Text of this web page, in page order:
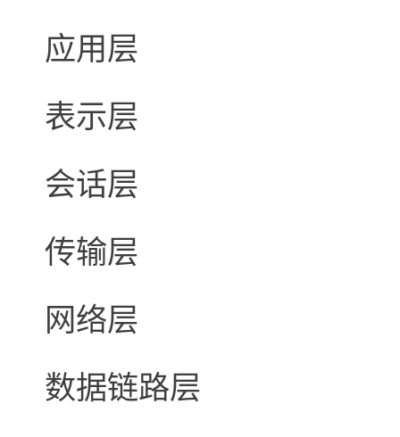
应用层
表示层
会话层
传输层
网络层
数据链路层